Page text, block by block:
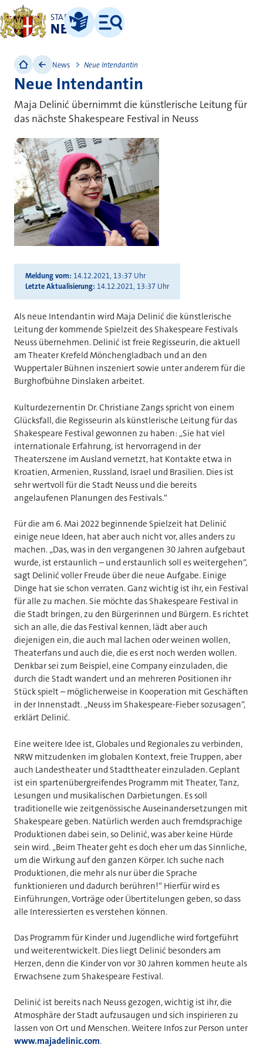
STADT
NEUSS
Leichte Sprache
Menü
News Neue Intendantin
Neue Intendantin
Maja Delinić übernimmt die künstlerische Leitung für
das nächste Shakespeare Festival in Neuss
Meldung vom 14.12.2021, 13:37 Uhr
Letzte Aktualisierung 14.12.2021, 13:37 Uhr
Als neue Intendantin wird Maja Delinić die künstlerische
Leitung der kommende Spielzeit des Shakespeare Festivals
Neuss übernehmen. Delinić ist freie Regisseurin, die aktuell
am Theater Krefeld Mönchengladbach und an den
Wuppertaler Bühnen inszeniert sowie unter anderem für die
Burghofbühne Dinslaken arbeitet.
Kulturdezernentin Dr. Christiane Zangs spricht von einem
Glücksfall, die Regisseurin als künstlerische Leitung für das
Shakespeare Festival gewonnen zu haben: „Sie hat viel
internationale Erfahrung, ist hervorragend in der
Theaterszene im Ausland vernetzt, hat Kontakte etwa in
Kroatien, Armenien, Russland, Israel und Brasilien. Dies ist
sehr wertvoll für die Stadt Neuss und die bereits
angelaufenen Planungen des Festivals.“
Für die am 6. Mai 2022 beginnende Spielzeit hat Delinić
einige neue Ideen, hat aber auch nicht vor, alles anders zu
machen. „Das, was in den vergangenen 30 Jahren aufgebaut
wurde, ist erstaunlich – und erstaunlich soll es weitergehen“,
sagt Delinić voller Freude über die neue Aufgabe. Einige
Dinge hat sie schon verraten. Ganz wichtig ist ihr, ein Festival
für alle zu machen. Sie möchte das Shakespeare Festival in
die Stadt bringen, zu den Bürgerinnen und Bürgern. Es richtet
sich an alle, die das Festival kennen, lädt aber auch
diejenigen ein, die auch mal lachen oder weinen wollen,
Theaterfans und auch die, die es erst noch werden wollen.
Denkbar sei zum Beispiel, eine Company einzuladen, die
durch die Stadt wandert und an mehreren Positionen ihr
Stück spielt – möglicherweise in Kooperation mit Geschäften
in der Innenstadt. „Neuss im Shakespeare-Fieber sozusagen“,
erklärt Delinić.
Eine weitere Idee ist, Globales und Regionales zu verbinden,
NRW mitzudenken im globalen Kontext, freie Truppen, aber
auch Landestheater und Stadttheater einzuladen. Geplant
ist ein spartenübergreifendes Programm mit Theater, Tanz,
Lesungen und musikalischen Darbietungen. Es soll
traditionelle wie zeitgenössische Auseinandersetzungen mit
Shakespeare geben. Natürlich werden auch fremdsprachige
Produktionen dabei sein, so Delinić, was aber keine Hürde
sein wird. „Beim Theater geht es doch eher um das Sinnliche,
um die Wirkung auf den ganzen Körper. Ich suche nach
Produktionen, die mehr als nur über die Sprache
funktionieren und dadurch berühren!“ Hierfür wird es
Einführungen, Vorträge oder Übertitelungen geben, so dass
alle Interessierten es verstehen können.
Das Programm für Kinder und Jugendliche wird fortgeführt
und weiterentwickelt. Dies liegt Delinić besonders am
Herzen, denn die Kinder von vor 30 Jahren kommen heute als
Erwachsene zum Shakespeare Festival.
Delinić ist bereits nach Neuss gezogen, wichtig ist ihr, die
Atmosphäre der Stadt aufzusaugen und sich inspirieren zu
lassen von Ort und Menschen. Weitere Infos zur Person unter
www.majadelinic.com.